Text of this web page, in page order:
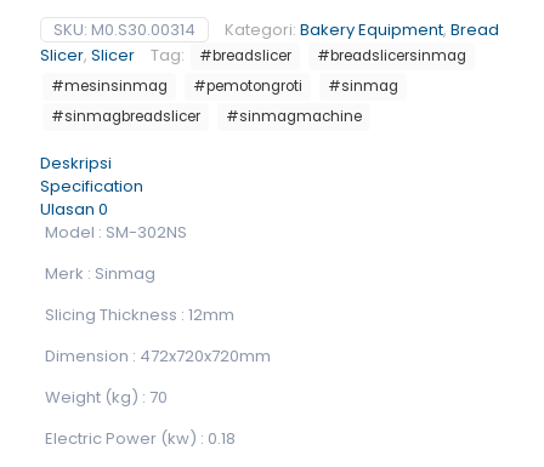
SKU: M0.S30.00314 Kategori: Bakery Equipment, Bread
Slicer, Slicer Tag: #breadslicer
#breadslicersinmag
#mesinsinmag
#pemotongroti
#sinmag
#sinmagbreadslicer
#sinmagmachine
Deskripsi
Specification
Ulasan 0
Model : SM-302NS
Merk : Sinmag
Slicing Thickness : 12mm
Dimension : 472x720x720mm
Weight (kg) : 70
Electric Power (kw) : 0.18